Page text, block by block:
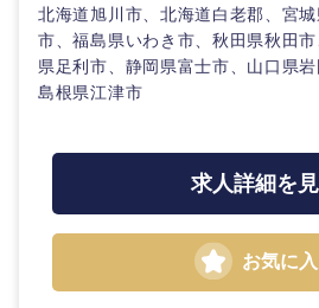
北海道旭川市、北海道白老郡、宮
市、福島県いわき市、秋田県秋田
県足利市、静岡県富士市、山口県岩
島根県江津市
求人詳細を
お気に入